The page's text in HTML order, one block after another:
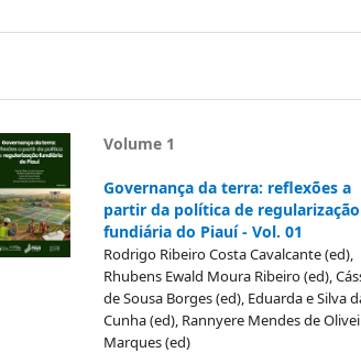
Volume 1
Governança da terra: reflexões a
partir da política de regularização
fundiária do Piauí - Vol. 01
Rodrigo Ribeiro Costa Cavalcante (ed),
Rhubens Ewald Moura Ribeiro (ed),
de Sousa Borges (ed), Eduarda e Silva
Cunha (ed), Rannyere Mendes de
Marques (ed)